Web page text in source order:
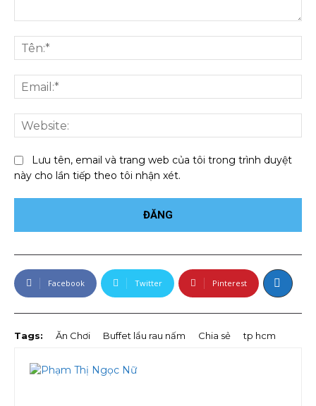
luận:
Lưu tên, email và trang web của tôi trong trình duyệt
này cho lần tiếp theo tôi nhận xét.
Facebook Twitter Pinterest
Tags: Ăn Chơi Buffet lẩu rau nấm Chia sẻ tp hcm